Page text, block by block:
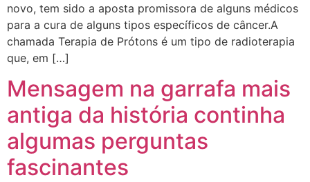
novo, tem sido a aposta promissora de alguns médicos
para a cura de alguns tipos específicos de câncer.A
chamada Terapia de Prótons é um tipo de radioterapia
que, em […]
Mensagem na garrafa mais
antiga da história continha
algumas perguntas
fascinantes